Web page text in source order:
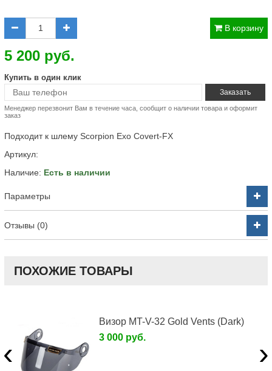
В корзину
5 200 руб.
Купить в один клик
Менеджер перезвонит Вам в течение часа, сообщит о наличии товара и оформит
заказ
Подходит к шлему Scorpion Exo Covert-FX
Артикул:
Наличие: Есть в наличии
Параметры
Отзывы (0)
ПОХОЖИЕ ТОВАРЫ
Визор MT-V-32 Gold Vents (Dark)
3 000 руб.
‹ ›